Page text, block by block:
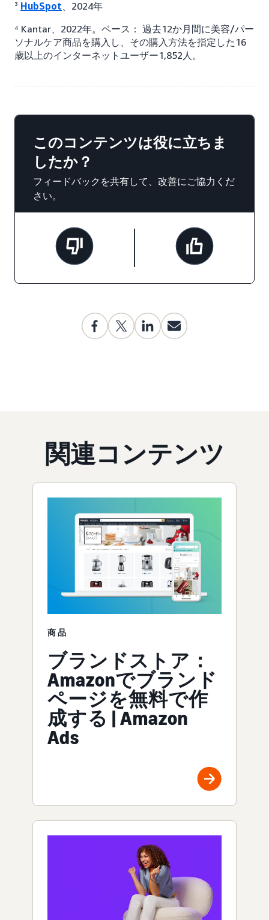
³ HubSpot 、2024年
⁴ Kantar、2022年。ベース： 過去12か月間に美容/パー
ソナルケア商品を購入し、その購入方法を指定した16
歳以上のインターネットユーザー1,852人。
このコンテンツは役に立ちま
したか？
フィードバックを共有して、改善にご協力くだ
さい。
関連コンテンツ
商品
ブランドストア：
Amazonでブランド
ページを無料で作
成する | Amazon
Ads